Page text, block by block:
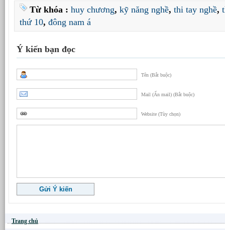
Từ khóa : huy chương, kỹ năng nghề, thi tay nghề,
thứ 10, đông nam á
Ý kiến bạn đọc
Tên (Bắt buộc)
Mail (Ẩn mail) (Bắt buộc)
Website (Tùy chọn)
Trang chủ